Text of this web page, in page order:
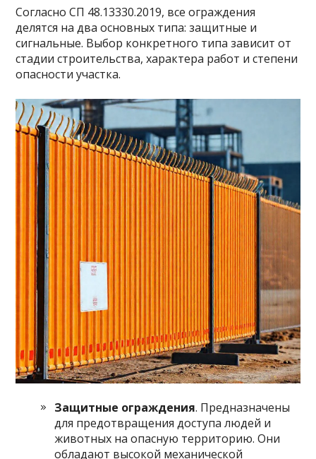
Согласно СП 48.13330.2019, все ограждения
делятся на два основных типа: защитные и
сигнальные. Выбор конкретного типа зависит от
стадии строительства, характера работ и степени
опасности участка.
Защитные ограждения. Предназначены
для предотвращения доступа людей и
животных на опасную территорию. Они
обладают высокой механической